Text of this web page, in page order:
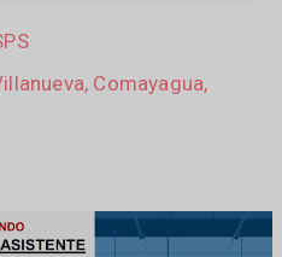
Comayagua,